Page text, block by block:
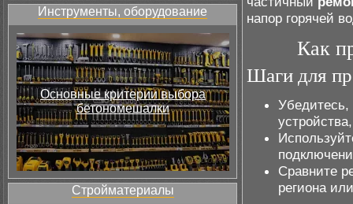
Инструменты, оборудование
Основные критерии выбора
бетономешалки
Стройматериалы
напор горячей
Как
Шаги для
Сравните
региона